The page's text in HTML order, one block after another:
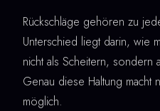
Rückschläge gehören zu
Unterschied liegt darin, wie
nicht als Scheitern, sondern
Genau diese Haltung macht
möglich.